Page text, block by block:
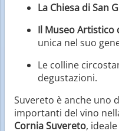
La Chiesa di San
Il Museo Artistico
unica nel suo
Le colline
degustazioni.
Suvereto è anche uno
importanti del vino
Cornia Suvereto,